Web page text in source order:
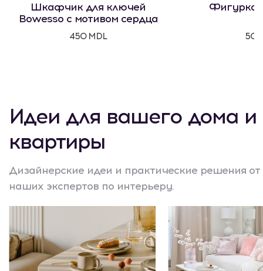
Шкафчик для ключей
Bowesso с мотивом сердца
450 MDL
Фигурка
500
Идеи для вашего дома и
квартиры
Дизайнерские идеи и практические решения от
наших экспертов по интерьеру.